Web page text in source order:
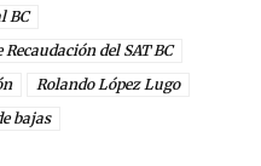
BC
del SAT BC
Rolando López Lugo
bajas